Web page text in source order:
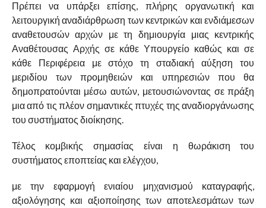
Πρέπει να υπάρξει επίσης, πλήρης οργανωτική και
λειτουργική αναδιάρθρωση των κεντρικών και ενδιάμεσων
αναθετουσών αρχών με τη δημιουργία μιας κεντρικής
Αναθέτουσας Αρχής σε κάθε Υπουργείο καθώς και σε
κάθε Περιφέρεια με στόχο τη σταδιακή αύξηση του
μεριδίου των προμηθειών και υπηρεσιών που θα
δημοπρατούνται μέσω αυτών, μετουσιώνοντας σε πράξη
μια από τις πλέον σημαντικές πτυχές της αναδιοργάνωσης
του συστήματος διοίκησης.
Τέλος κομβικής σημασίας είναι η θωράκιση του
συστήματος εποπτείας και ελέγχου,
με την εφαρμογή ενιαίου μηχανισμού καταγραφής,
αξιολόγησης και αξιοποίησης των αποτελεσμάτων των